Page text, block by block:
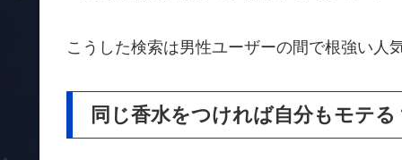
こうした検索は男性ユーザーの間で根強い人
同じ香水をつければ自分もモテる